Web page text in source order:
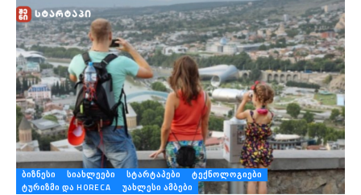
ᲑᲘᲖᲜᲔᲡᲘ ᲡᲘᲐᲮᲚᲔᲔᲑᲘ ᲡᲢᲐᲠᲢᲐᲞᲔᲑᲘ
ᲢᲔᲥᲜᲝᲚᲝᲒᲘᲔᲑᲘ
ᲢᲣᲠᲘᲖᲛᲘ ᲓᲐ HORECA
ᲣᲐᲮᲚᲔᲡᲘ ᲐᲛᲑᲔᲑᲘ